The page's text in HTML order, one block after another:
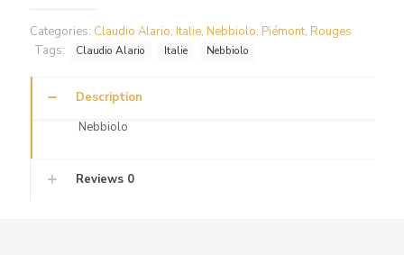
Categories: Claudio Alario, Italie, Nebbiolo, Piémont, Rouges
Tags:
Claudio Alario Italie Nebbiolo
Description
Nebbiolo
Reviews 0